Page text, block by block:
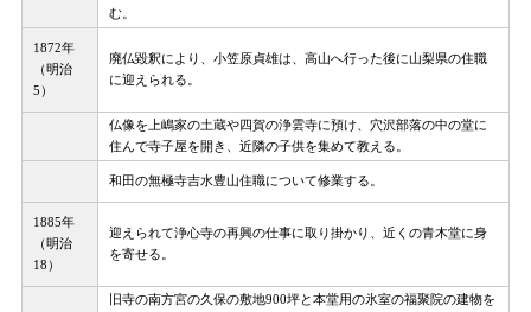
む。
1872年
（明治
5）
廃仏毀釈により、小笠原貞雄は、高山へ行った後に山梨県の住職
に迎えられる。
仏像を上嶋家の土蔵や四賀の浄雲寺に預け、穴沢部落の中の堂に
住んで寺子屋を開き、近隣の子供を集めて教える。
和田の無極寺吉水豊山住職について修業する。
1885年
（明治
18）
迎えられて浄心寺の再興の仕事に取り掛かり、近くの青木堂に身
を寄せる。
旧寺の南方宮の久保の敷地900坪と本堂用の氷室の福聚院の建物を